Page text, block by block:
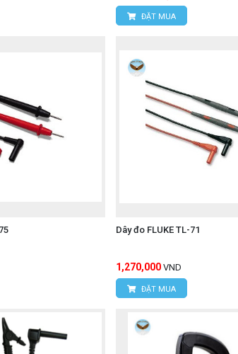
Minh.
ĐẶT MUA
Dây đo FLUKE TL-71
1,270,000 VND
ĐẶT MUA